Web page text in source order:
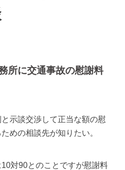
所に交通事故の慰謝料
示談交渉して正当な額の慰
めの相談先が知りたい。
対90とのことですが慰謝料